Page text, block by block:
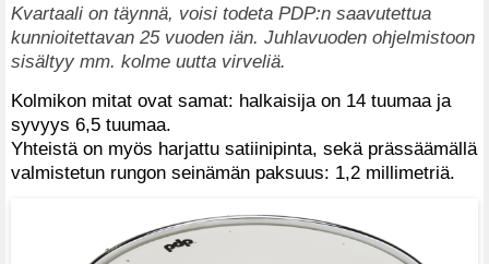
Kvartaali on täynnä, voisi todeta PDP:n saavutettua
kunnioitettavan 25 vuoden iän. Juhlavuoden ohjelmistoon
sisältyy mm. kolme uutta virveliä.
Kolmikon mitat ovat samat: halkaisija on 14 tuumaa ja
syvyys 6,5 tuumaa.
Yhteistä on myös harjattu satiinipinta, sekä prässäämällä
valmistetun rungon seinämän paksuus: 1,2 millimetriä.